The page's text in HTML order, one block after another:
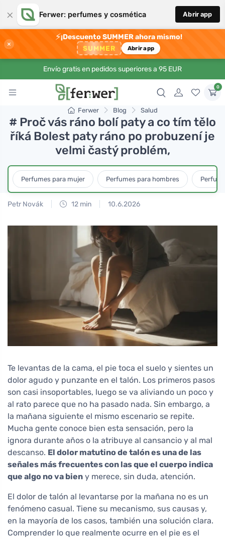
× Ferwer: perfumes y cosmética Abrir app
×
⚡¡Descuento SUMMER ahora mismo!
SUMMER Abrir app
Envío gratis en pedidos superiores a 95 EUR
0
Ferwer Blog Salud
# Proč vás ráno bolí paty a co tím tělo
říká Bolest paty ráno po probuzení je
velmi častý problém,
Perfumes para mujer Perfumes para hombres
Petr Novák 12 min 10.6.2026
Te levantas de la cama, el pie toca el suelo y sientes un
dolor agudo y punzante en el talón. Los primeros pasos
son casi insoportables, luego se va aliviando un poco y
al rato parece que no ha pasado nada. Sin embargo, a
la mañana siguiente el mismo escenario se repite.
Mucha gente conoce bien esta sensación, pero la
ignora durante años o la atribuye al cansancio y al mal
descanso. El dolor matutino de talón es una de las
señales más frecuentes con las que el cuerpo indica
que algo no va bien y merece, sin duda, atención.
El dolor de talón al levantarse por la mañana no es un
fenómeno casual. Tiene su mecanismo, sus causas y,
en la mayoría de los casos, también una solución clara.
Comprender lo que realmente ocurre en el pie es el